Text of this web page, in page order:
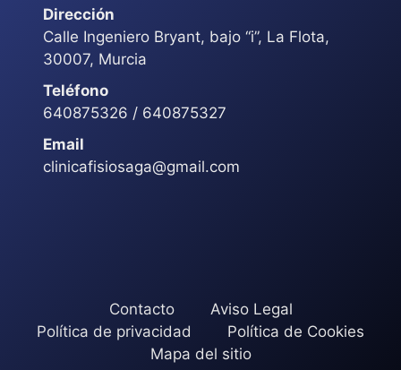
Dirección
Calle Ingeniero Bryant, bajo “i”, La Flota,
30007, Murcia
Teléfono
640875326 / 640875327
Email
clinicafisiosaga@gmail.com
Contacto
Aviso Legal
Política de privacidad
Política de Cookies
Mapa del sitio